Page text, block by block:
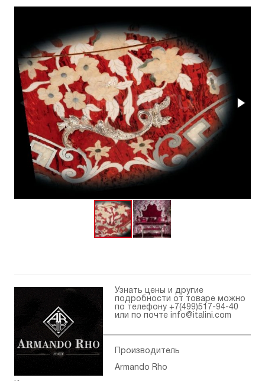
Узнать цены и другие
подробности от товаре можно
по телефону +7(499)517-94-40
или по почте
info@italini.com
Производитель
Armando Rho